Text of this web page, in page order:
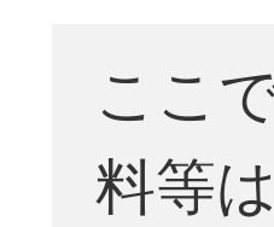
ここ
料等